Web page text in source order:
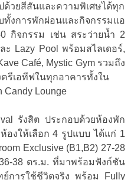
ด้วยสีสันและความพิเศษได้ทุก
งการพักผ่อนและกิจกรรมแอ
กิจกรรม เช่น สระว่ายน้ำ 2
Lazy Pool พร้อมสไลเดอร์,
Café, Mystic Gym รวมถึง
รีเอทีฟในทุกอาคารทั้งใน
Candy Lounge
รังสิต ประกอบด้วยห้องพัก
องให้เลือก 4 รูปแบบ ได้แก่ 1
Exclusive (B1,B2) 27-28
38 ตร.ม. ที่มาพร้อมฟังก์ชัน
การใช้ชีวิตจริง พร้อม Fully